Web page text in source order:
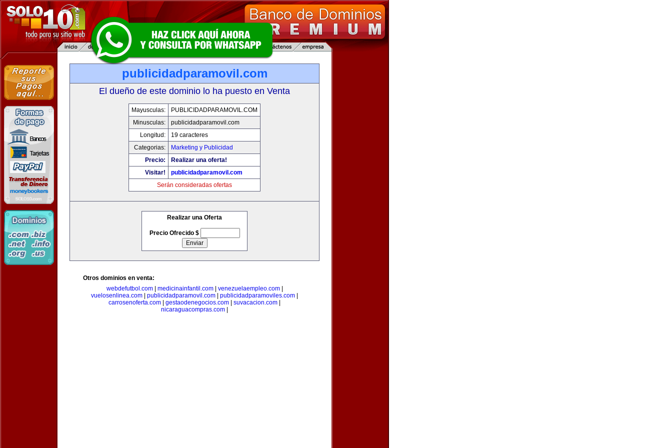
publicidadparamovil.com
El dueño de este dominio lo ha puesto en Venta
Mayusculas:
PUBLICIDADPARAMOVIL.COM
Minusculas:
publicidadparamovil.com
Longitud:
19 caracteres
Categorias:
Marketing y Publicidad
Precio:
Realizar una oferta!
Visitar!
publicidadparamovil.com
Serán consideradas ofertas
Realizar una Oferta
Precio Ofrecido $
Otros dominios en venta:
webdefutbol.com| medicinainfantil.com| venezuelaempleo.com|
vuelosenlinea.com
publicidadparamovil.com publicidadparamoviles.com
carrosenoferta.com
gestaodenegocios.com suvacacion.com
nicaraguacompras.com